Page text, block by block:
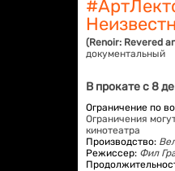
(Renoir: Revered
документальный
В прокате с 8
Ограничение по
Ограничения
кинотеатра
Производство:
Режиссер: Фил